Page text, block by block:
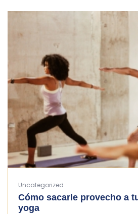
Uncategorized
Cómo sacarle provecho a
yoga